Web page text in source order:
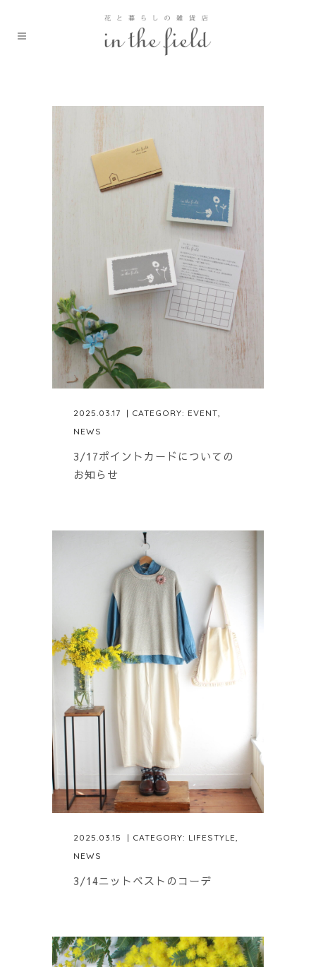
2025.03.17 | CATEGORY: EVENT,
NEWS
3/17ポイントカードについての
お知らせ
2025.03.15 | CATEGORY: LIFESTYLE,
NEWS
3/14ニットベストのコーデ